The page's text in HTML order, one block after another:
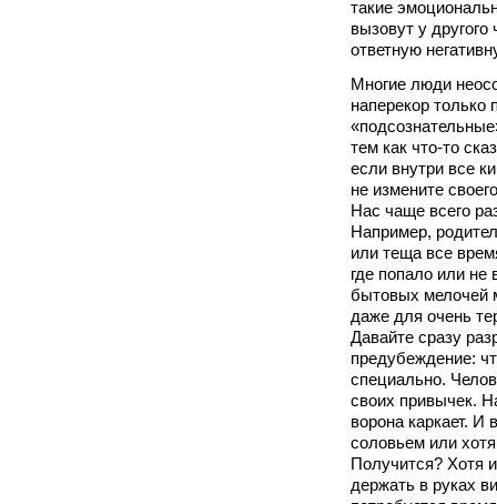
такие
вызовут у другого
ответную
Многие люди
наперекор только
тем как что-то
если внутри все
не измените
Нас чаще всего
Например,
или теща все
где попало или не
бытовых мелочей
даже для очень
Давайте сразу
предубеждение:
специально.
своих привычек.
ворона каркает. И
соловьем или
Получится? Хотя
держать в руках